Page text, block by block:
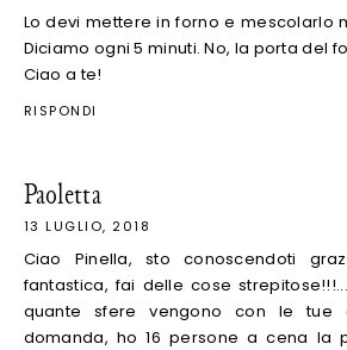
Lo devi mettere in forno e mescolarlo
Diciamo ogni 5 minuti. No, la porta del
Ciao a te!
RISPONDI
Paoletta
13 LUGLIO, 2018
Ciao Pinella, sto conoscendoti
fantastica, fai delle cose
quante sfere vengono con le tue
domanda, ho 16 persone a cena la